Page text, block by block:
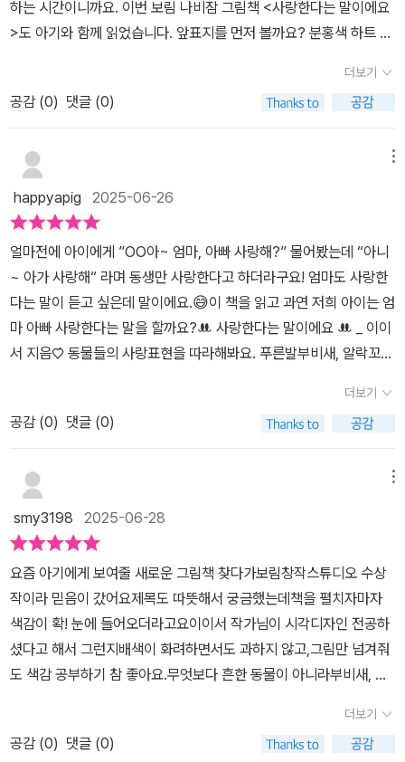
하는 시간이니까요. 이번 보림 나비잠 그림책 <사랑한다는 말이에요
>도 아기와 함께 읽었습니다. 앞표지를 먼저 볼까요? 분홍색 하트 앞
분홍색으로 돋보입니다. 새가 사랑한다는 말을 할 때는 어떻게 할까
요? 책장을 넘기면 새의 이름은 푸른발부비새이고, 이 새들은 부비부
비 춤을 춘다는 걸 볼 수 있습니다. 그 다음은요? 알락꼬리여우원숭
이들이 나오고요. 그 뒤로 전갈, 농게, 고래, 두루미들이 나옵니다. 고
래들이 두 손 꼭 잡고 속삭이는 장면 좀 보세요. 매끈한 몸과 물결치는
바닷물, 그리고 환희에 젖은 고래들의 모습이 참 아름답지요? 두루미
들이 서로 머리를 맞대고 눈을 마주치고 있네요. 아기는 '하트!'라고
외쳤습니다ㅎㅎㅎ뒷표지를 보니, 어머나!아기새가 둘이나 태어났네
요!!!함께 걸으며 시선을 주고 받는 양육자와 아기새의 모습이 흐뭇합
니다.하늘에서, 숲에서, 사막에서, 갯벌에서, 바다에서, 강가에서. 서
식지도, 동물의 종도 다양하게 담아주신 덕에 지식그림책처럼 깊이
파고들어 보는 재미도 있겠어요. 여러 곳에서 사는 동물들이 서로 사
랑하는 모습을 생동감있게 보여주는 책이었습니다. 단순해보이는 보
드북이지만 생기넘치는 색채와 입에 착착 붙는 꾸밈말, 화면을 가득
는 것도 재밌겠어요. 멋진 책 선물 감사합니다. 이 글은 제이포럼 서평
이벤트에 응모해 책을 제공받아 작성했습니다.
더보기
공감 (0) 댓글 (0)
happyapig 2025-06-26
얼마전에 아이에게 ”OO아~ 엄마, 아빠 사랑해?” 물어봤는데 “아니
~ 아가 사랑해“ 라며 동생만 사랑한다고 하더라구요! 엄마도 사랑한
다는 말이 듣고 싶은데 말이에요.😅이 책을 읽고 과연 저희 아이는 엄
마 아빠 사랑한다는 말을 할까요?ꔚ 사랑한다는 말이에요 ꔚ _ 이이
서 지음♡̇ 동물들의 사랑표현을 따라해봐요. 푸른발부비새, 알락꼬리
속삭이며 사랑한다고 하는 동물들을 보며 아이도 따라해봤어요. 손을
꼭 잡는다는 부분에서 저에게 손을 잡아달라는 아이가 너무 사랑스러
웠답니다. ♡̈ 예쁜 의성어, 의태어를 배워봐요. 발밤발밤(한 걸음 한
걸음 천천히 걷는 모양), 찰랑찰랑, 일렁일렁, 너울너울 이런 예쁜 의
이렇게 예쁘다는걸 다시 한 번 느끼네요. 여러 동물들의 사랑표현을
따라해본 그리고 책을 몇 번 읽은 뒤.. “OO아 사랑해~”“엄.마.사.앙.
해” 발음은 좋지 않지만 한 글자씩 말해보는 사랑해😍엄마는 감동을
선물 받았답니다.
더보기
공감 (0) 댓글 (0)
smy3198 2025-06-28
요즘 아기에게 보여줄 새로운 그림책 찾다가보림창작스튜디오 수상
작이라 믿음이 갔어요제목도 따뜻해서 궁금했는데책을 펼치자마자
색감이 확! 눈에 들어오더라고요이이서 작가님이 시각디자인 전공하
셨다고 해서 그런지배색이 화려하면서도 과하지 않고,그림만 넘겨줘
도 색감 공부하기 참 좋아요.무엇보다 흔한 동물이 아니라부비새, 알
처럼 풀어내는 게 인상적이었어요아기는 구애라는 말을 모르지만,동
물마다 다르게 춤추듯 움직이는 걸 보며다양한 표현이 있다는 걸 자
더보기
공감 (0) 댓글 (0)